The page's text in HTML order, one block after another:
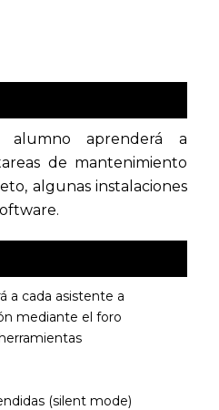
aprenderá a
de mantenimiento
algunas instalaciones
a cada asistente a
mediante el foro
(silent mode)